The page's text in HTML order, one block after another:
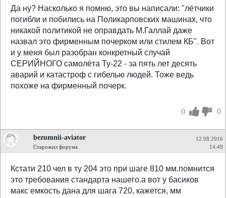
Да ну? Насколько я помню, это вы написали: "лётчики
погибли и побились на Поликарповских машинах, что
никакой политикой не оправдать М.Галлай даже
назвал это фирменным почерком или стилем КБ". Вот
и у меня был разобран конкретный случай
СЕРИЙНОГО самолёта Ту-22 - за пять лет десять
аварий и катастроф с гибелью людей. Тоже ведь
похоже на фирменный почерк.
0 0
bezumnii-aviator
Старожил форума
12.08.2016
14:49
Кстати 210 чел в ту 204 это при шаге 810 мм.помнится
это требования стандарта нашего.а вот у басиков
макс емкость дана для шага 720, кажется, мм